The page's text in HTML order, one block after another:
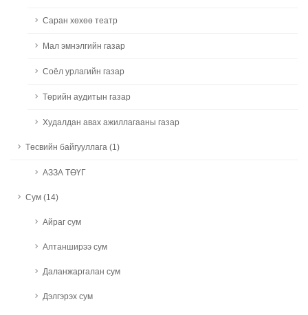
Саран хөхөө театр
Мал эмнэлгийн газар
Соёл урлагийн газар
Төрийн аудитын газар
Худалдан авах ажиллагааны газар
Төсвийн байгууллага (1)
АЗЗА ТӨҮГ
Сум (14)
Айраг сум
Алтанширээ сум
Даланжаргалан сум
Дэлгэрэх сум